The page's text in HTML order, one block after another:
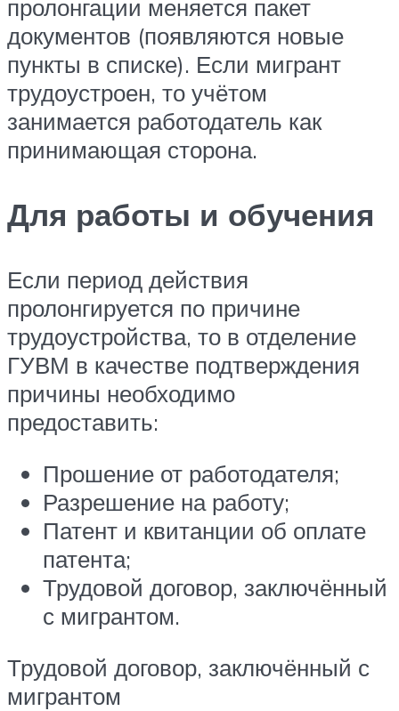
пролонгации меняется пакет
документов (появляются новые
пункты в списке). Если мигрант
трудоустроен, то учётом
занимается работодатель как
принимающая сторона.
Для работы и обучения
Если период действия
пролонгируется по причине
трудоустройства, то в отделение
ГУВМ в качестве подтверждения
причины необходимо
предоставить:
Прошение от работодателя;
Разрешение на работу;
Патент и квитанции об оплате
патента;
Трудовой договор, заключённый
с мигрантом.
Трудовой договор, заключённый с
мигрантом